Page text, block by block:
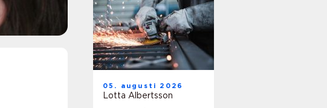
05. augusti 2026
Lotta Albertsson